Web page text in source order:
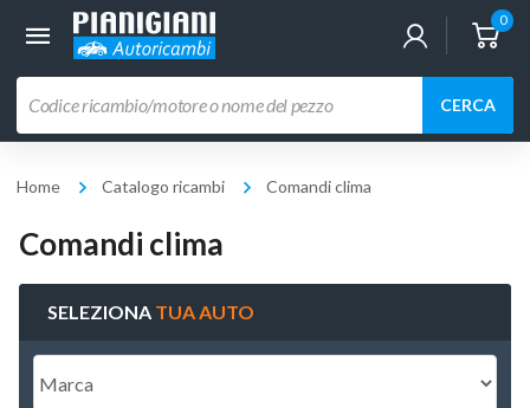
0
prodotti
CERCA
Home Catalogo ricambi Comandi clima
Comandi clima
SELEZIONA TUA AUTO